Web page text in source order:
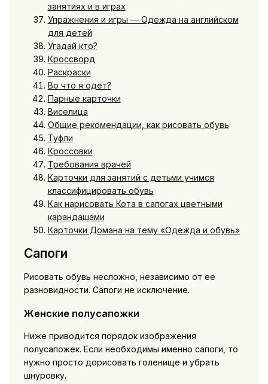
занятиях и в играх
Упражнения и игры — Одежда на английском
для детей
Угадай кто?
Кроссворд
Раскраски
Во что я одет?
Парные карточки
Виселица
Общие рекомендации, как рисовать обувь
Туфли
Кроссовки
Требования врачей
Карточки для занятий с детьми учимся
классифицировать обувь
Как нарисовать Кота в сапогах цветными
карандашами
Карточки Домана на тему «Одежда и обувь»
Сапоги
Рисовать обувь несложно, независимо от ее
разновидности. Сапоги не исключение.
Женские полусапожки
Ниже приводится порядок изображения
полусапожек. Если необходимы именно сапоги, то
нужно просто дорисовать голенище и убрать
шнуровку.